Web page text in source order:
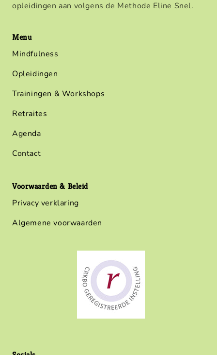
opleidingen aan volgens de Methode Eline Snel.
Menu
Mindfulness
Opleidingen
Trainingen & Workshops
Retraites
Agenda
Contact
Voorwaarden & Beleid
Privacy verklaring
Algemene voorwaarden